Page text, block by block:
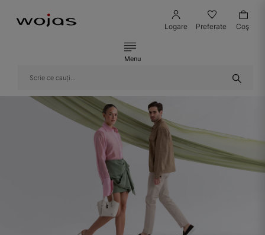
Logare Preferate Coş
Menu